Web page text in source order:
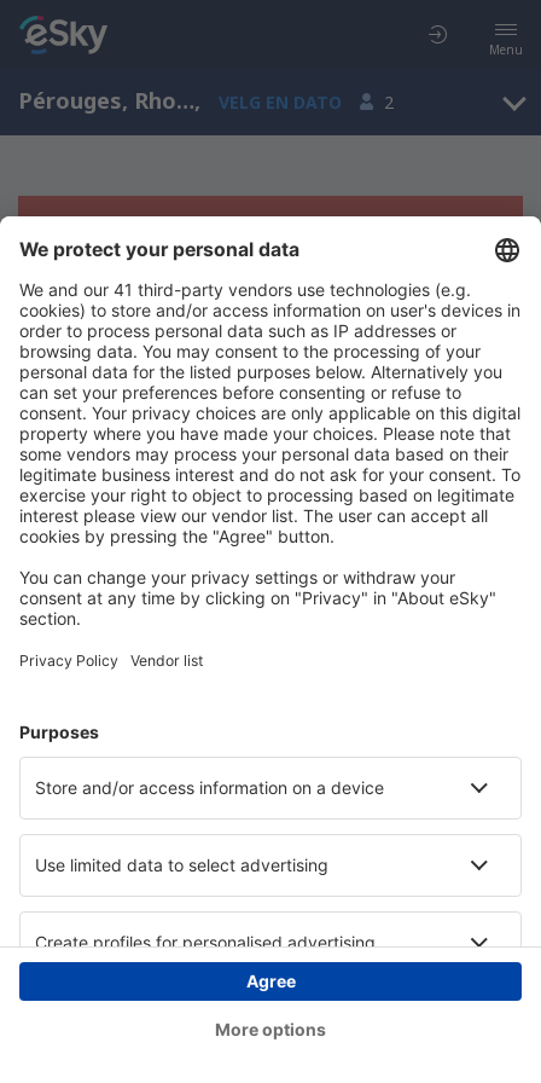
Menu
Pérouges, Rhone-Alpes, Frankrike, VELG EN DATO 2
Beklager, søket ga ingen resultater
Prøv å søk etter andre kriterier
Copyright © eSkyTravel.no. Alle rettigheter forbeholdt.